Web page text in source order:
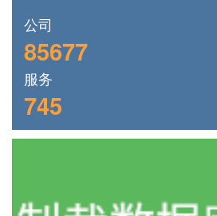
公司
85677
服务
745